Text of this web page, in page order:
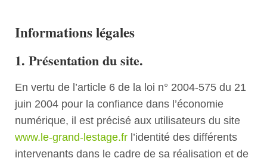
Informations légales
1. Présentation du site.
En vertu de l’article 6 de la loi n° 2004-575 du 21
juin 2004 pour la confiance dans l’économie
numérique, il est précisé aux utilisateurs du site
www.le-grand-lestage.fr l’identité des différents
intervenants dans le cadre de sa réalisation et de